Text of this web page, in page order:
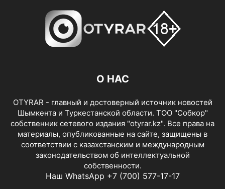
О НАС
OTYRAR - главный и достоверный источник новостей
Шымкента и Туркестанской области. ТОО "Собкор"
собственник сетевого издания "otyrar.kz". Все права на
материалы, опубликованные на сайте, защищены в
соответствии с казахстанским и международным
законодательством об интеллектуальной
собственности.
Наш WhatsApp +7 (700) 577-17-17